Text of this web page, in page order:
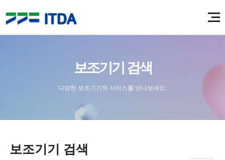
보조기기 검색
다양한 보조기기와 서비스를 만나보세요.
보조기기 검색